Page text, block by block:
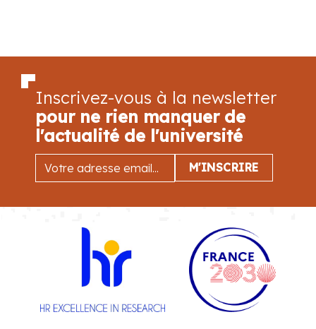
Inscrivez-vous à la newsletter
pour ne rien manquer de
l'actualité de l'université